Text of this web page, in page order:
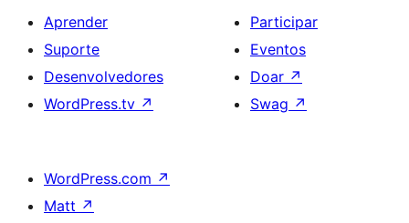
Aprender
Suporte
Desenvolvedores
WordPress.tv ↗
Participar
Eventos
Doar ↗
Swag ↗
WordPress.com ↗
Matt ↗